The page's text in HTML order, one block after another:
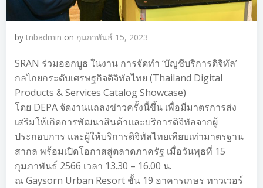
by tnbadmin on กุมภาพันธ์ 15, 2023
SRAN ร่วมออกบูธ ในงาน การจัดทำ ‘บัญชีบริการดิจิทัล’
กลไกยกระดับเศรษฐกิจดิจิทัลไทย (Thailand Digital
Products & Services Catalog Showcase)
โดย DEPA จัดงานแถลงข่าวครั้งนี้ขึ้น เพื่อมีมาตรการส่ง
เสริมให้เกิดการพัฒนาสินค้าและบริการดิจิทัลจากผู้
ประกอบการ และผู้ให้บริการดิจิทัลไทยเทียบเท่ามาตรฐาน
สากล พร้อมเปิดโอกาสสู่ตลาดภาครัฐ เมื่อวันพุธที่ 15
กุมภาพันธ์ 2566 เวลา 13.30 – 16.00 น.
ณ Gaysorn Urban Resort ชั้น 19 อาคารเกษร ทาวเวอร์